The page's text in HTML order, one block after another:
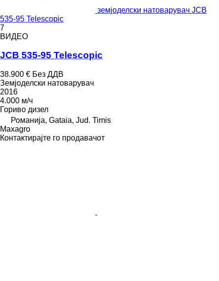
земјоделски натоварувач JCB
535-95 Telescopic
7
ВИДЕО
JCB 535-95 Telescopic
38.900 € Без ДДВ
Земјоделски натоварувач
2016
4.000 м/ч
Гориво дизел
Романија, Gataia, Jud. Timis
Maxagro
Контактирајте го продавачот